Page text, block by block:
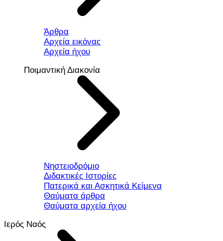
Άρθρα
Αρχεία εικόνας
Αρχεία ήχου
Ποιμαντική Διακονία
Νηστειοδρόμιο
Διδακτικές Ιστορίες
Πατερικά και Ασκητικά Κείμενα
Θαύματα άρθρα
Θαύματα αρχεία ήχου
Ιερός Ναός